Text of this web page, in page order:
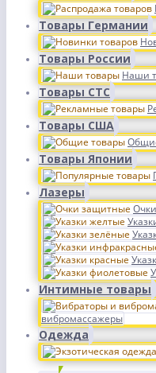
Товары Германии
Товары России
Наши
Товары СТС
Товары США
Товары Японии
Лазеры
Интимные товары
вибромассажеры
Одежда